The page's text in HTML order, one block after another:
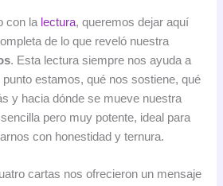
con la lectura, queremos dejar aquí
de lo que reveló nuestra
. Esta lectura siempre nos ayuda a
estamos, qué nos sostiene, qué
y hacia dónde se mueve nuestra
pero muy potente, ideal para
con honestidad y ternura.
cartas nos ofrecieron un mensaje